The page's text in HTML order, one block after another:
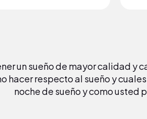
un sueño de mayor calidad y
hacer respecto al sueño y
noche de sueño y como usted